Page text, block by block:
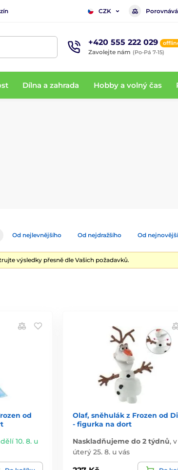
CZK
+420 555 222 029
Zavolejte nám (Po-Pá 7-15)
Dílna a zahrada Hobby a volný čas
Od nejlevnějšího Od nejdražšího Od
výsledky přesně dle Vašich požadavků.
od
10. 8. u
Olaf, sněhulák z Frozen od
- figurka na dort
Naskladňujeme do 2 týdnů, v
úterý 25. 8. u vás